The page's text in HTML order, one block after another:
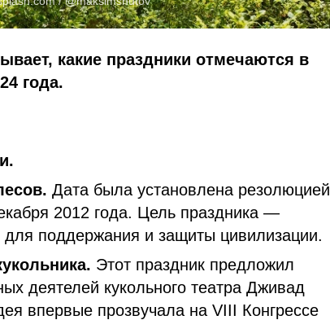
какие праздники отмечаются в
года.
Дата была установлена резолюцией
2012 года. Цель праздника —
для поддержания и защиты цивилизации.
Этот праздник предложил
деятелей кукольного театра Дживад
впервые прозвучала на VIII Конгрессе